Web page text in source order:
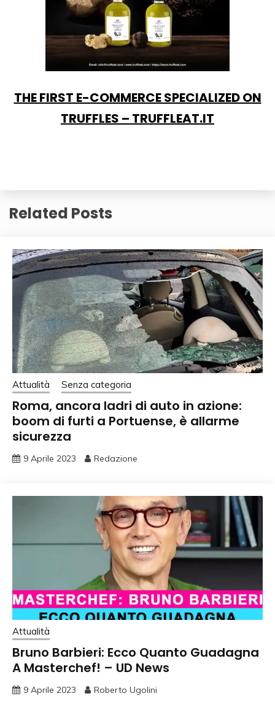
THE FIRST E-COMMERCE SPECIALIZED ON
TRUFFLES – TRUFFLEAT.IT
Related Posts
Attualità Senza categoria
Roma, ancora ladri di auto in azione:
boom di furti a Portuense, è allarme
sicurezza
9 Aprile 2023 Redazione
Attualità
Bruno Barbieri: Ecco Quanto Guadagna
A Masterchef! – UD News
9 Aprile 2023 Roberto Ugolini